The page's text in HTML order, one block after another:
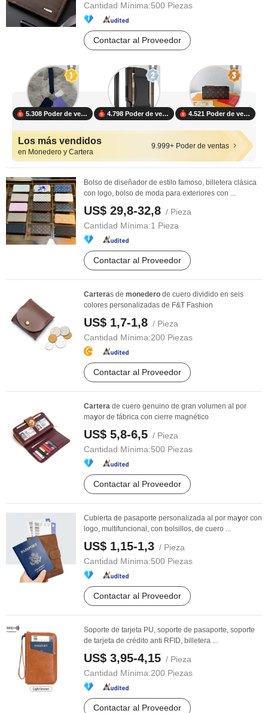
Cantidad Mínima:500 Piezas
Contactar al Proveedor
5.308 Poder de ventas 4.798 Poder de ventas 4.521 Poder de ventas
Los más vendidos
en Monedero y Cartera
9.999+ Poder de ventas
Bolso de diseñador de estilo famoso, billetera clásica
con logo, bolso de moda para exteriores con ...
US$ 29,8-32,8 / Pieza
Cantidad Mínima:1 Pieza
Contactar al Proveedor
Carteras de monedero de cuero dividido en seis
colores personalizadas de F&T Fashion
US$ 1,7-1,8 / Pieza
Cantidad Mínima:200 Piezas
Contactar al Proveedor
Cartera de cuero genuino de gran volumen al por
mayor de fábrica con cierre magnético
US$ 5,8-6,5 / Pieza
Cantidad Mínima:500 Piezas
Contactar al Proveedor
Cubierta de pasaporte personalizada al por mayor con
logo, multifuncional, con bolsillos, de cuero ...
US$ 1,15-1,3 / Pieza
Cantidad Mínima:500 Piezas
Contactar al Proveedor
Soporte de tarjeta PU, soporte de pasaporte, soporte
de tarjeta de crédito anti RFID, billetera ...
US$ 3,95-4,15 / Pieza
Cantidad Mínima:200 Piezas
Contactar al Proveedor